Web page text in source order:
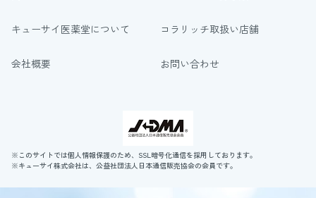
キューサイ医薬堂について コラリッチ取扱い店舗
会社概要 お問い合わせ
※このサイトでは個人情報保護のため、SSL暗号化通信を採用しております。
※キューサイ株式会社は、公益社団法人日本通信販売協会の会員です。